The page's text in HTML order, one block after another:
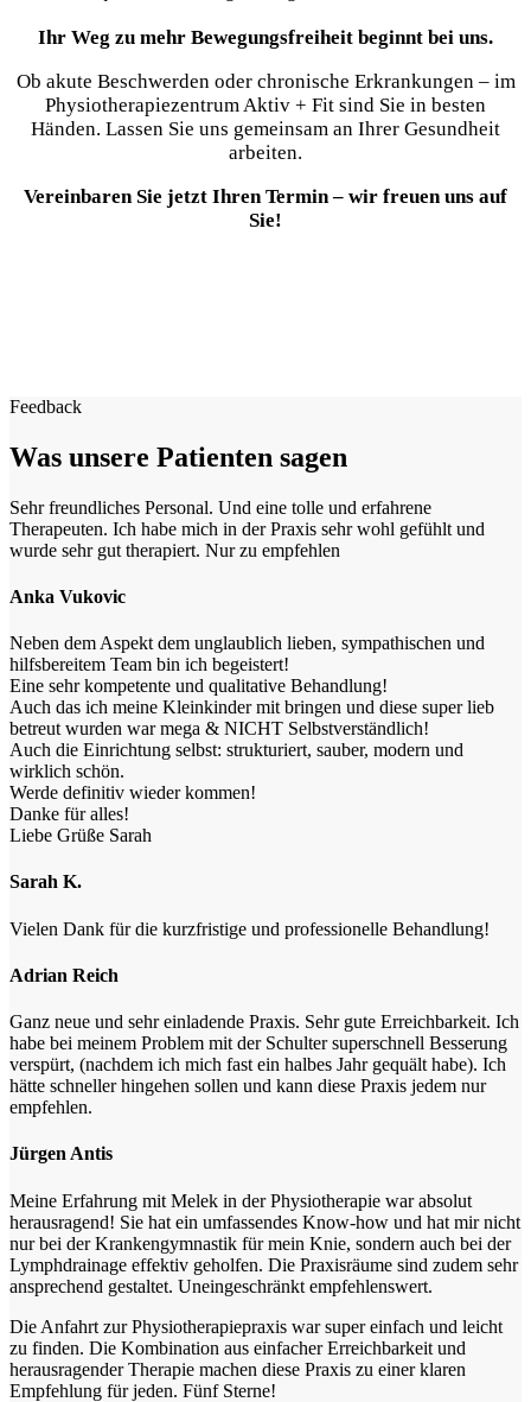
Ihr Weg zu mehr Bewegungsfreiheit beginnt bei uns.
Ob akute Beschwerden oder chronische Erkrankungen – im
Physiotherapiezentrum Aktiv + Fit sind Sie in besten
Händen. Lassen Sie uns gemeinsam an Ihrer Gesundheit
arbeiten.
Vereinbaren Sie jetzt Ihren Termin – wir freuen uns auf
Sie!
Feedback
Was unsere Patienten sagen
Sehr freundliches Personal. Und eine tolle und erfahrene
Therapeuten. Ich habe mich in der Praxis sehr wohl gefühlt und
wurde sehr gut therapiert. Nur zu empfehlen
Anka Vukovic
Neben dem Aspekt dem unglaublich lieben, sympathischen und
hilfsbereitem Team bin ich begeistert!
Eine sehr kompetente und qualitative Behandlung!
Auch das ich meine Kleinkinder mit bringen und diese super lieb
betreut wurden war mega & NICHT Selbstverständlich!
Auch die Einrichtung selbst: strukturiert, sauber, modern und
wirklich schön.
Werde definitiv wieder kommen!
Danke für alles!
Liebe Grüße Sarah
Sarah K.
Vielen Dank für die kurzfristige und professionelle Behandlung!
Adrian Reich
Ganz neue und sehr einladende Praxis. Sehr gute Erreichbarkeit. Ich
habe bei meinem Problem mit der Schulter superschnell Besserung
verspürt, (nachdem ich mich fast ein halbes Jahr gequält habe). Ich
hätte schneller hingehen sollen und kann diese Praxis jedem nur
empfehlen.
Jürgen Antis
Meine Erfahrung mit Melek in der Physiotherapie war absolut
herausragend! Sie hat ein umfassendes Know-how und hat mir nicht
nur bei der Krankengymnastik für mein Knie, sondern auch bei der
Lymphdrainage effektiv geholfen. Die Praxisräume sind zudem sehr
ansprechend gestaltet. Uneingeschränkt empfehlenswert.
Die Anfahrt zur Physiotherapiepraxis war super einfach und leicht
zu finden. Die Kombination aus einfacher Erreichbarkeit und
herausragender Therapie machen diese Praxis zu einer klaren
Empfehlung für jeden. Fünf Sterne!